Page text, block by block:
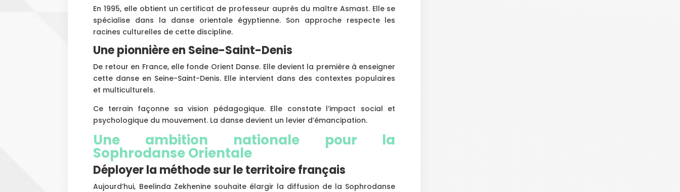
En 1995, elle obtient un certificat de professeur auprès du maître Asmast. Elle se
spécialise dans la danse orientale égyptienne. Son approche respecte les
racines culturelles de cette discipline.
Une pionnière en Seine-Saint-Denis
De retour en France, elle fonde Orient Danse. Elle devient la première à enseigner
cette danse en Seine-Saint-Denis. Elle intervient dans des contextes populaires
et multiculturels.
Ce terrain façonne sa vision pédagogique. Elle constate l’impact social et
psychologique du mouvement. La danse devient un levier d’émancipation.
Une ambition nationale pour la
Sophrodanse Orientale
Déployer la méthode sur le territoire français
Aujourd’hui, Beelinda Zekhenine souhaite élargir la diffusion de la Sophrodanse